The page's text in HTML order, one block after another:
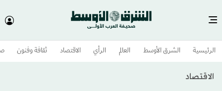
الرئيسية الشرق الأوسط​ العالم الرأي الاقتصاد ثقافة وفنون
الاقتصاد